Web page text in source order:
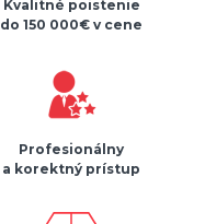
Kvalitné poistenie
do 150 000€ v cene
Profesionálny
a korektný prístup